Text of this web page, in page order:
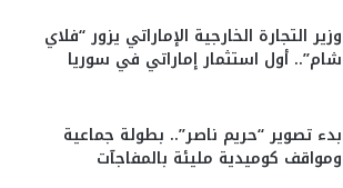
وزير التجارة الخارجية الإماراتي يزور “فلاي
شام”.. أول استثمار إماراتي في سوريا
بدء تصوير “حريم ناصر”.. بطولة جماعية
ومواقف كوميدية مليئة بالمفاجآت